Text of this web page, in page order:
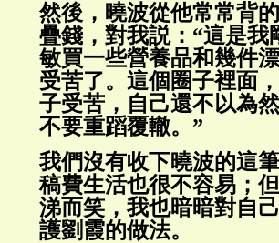
然後，曉波從他常常背
疊錢，對我説：“這是
敏買一些營養品和幾件
受苦了。這個圈子裡面
子受苦，自己還不以為
不要重蹈覆轍。”
我們沒有收下曉波的這
稿費生活也很不容易；
涕而笑，我也暗暗對自
護劉霞的做法。